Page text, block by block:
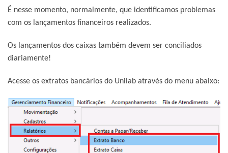
É nesse momento, normalmente, que identificamos problemas
com os lançamentos financeiros realizados.
Os lançamentos dos caixas também devem ser conciliados
diariamente!
Acesse os extratos bancários do Unilab através do menu abaixo: